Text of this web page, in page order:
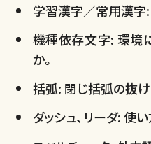
学習漢字／常用漢字:
機種依存文字: 環境
か。
括弧: 閉じ括弧の抜け
ダッシュ、リーダ: 使